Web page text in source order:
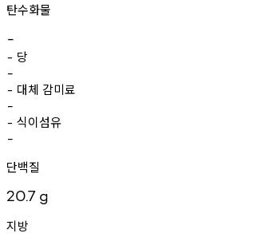
탄수화물
-
- 당
-
- 대체 감미료
-
- 식이섬유
-
단백질
20.7 g
지방